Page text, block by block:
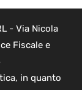
- Via Nicola
Fiscale e
in quanto